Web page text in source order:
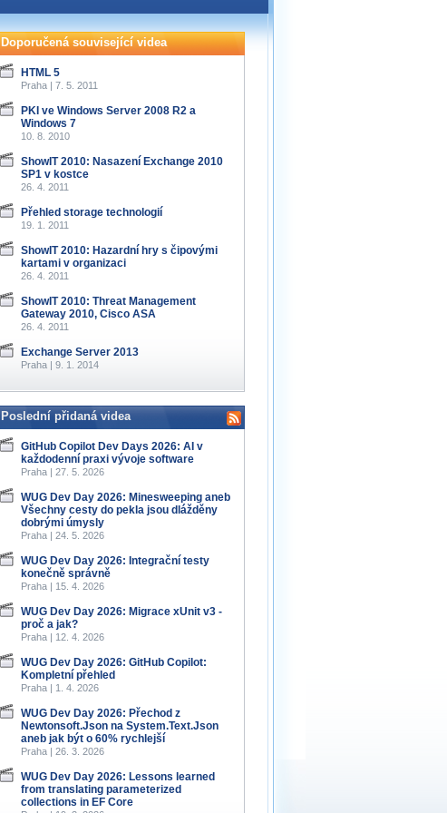
Doporučená související videa
HTML 5
Praha | 7. 5. 2011
PKI ve Windows Server 2008 R2 a
Windows 7
10. 8. 2010
ShowIT 2010: Nasazení Exchange 2010
SP1 v kostce
26. 4. 2011
Přehled storage technologií
19. 1. 2011
ShowIT 2010: Hazardní hry s čipovými
kartami v organizaci
26. 4. 2011
ShowIT 2010: Threat Management
Gateway 2010, Cisco ASA
26. 4. 2011
Exchange Server 2013
Praha | 9. 1. 2014
Poslední přidaná videa
GitHub Copilot Dev Days 2026: AI v
každodenní praxi vývoje software
Praha | 27. 5. 2026
WUG Dev Day 2026: Minesweeping aneb
Všechny cesty do pekla jsou dlážděny
dobrými úmysly
Praha | 24. 5. 2026
WUG Dev Day 2026: Integrační testy
konečně správně
Praha | 15. 4. 2026
WUG Dev Day 2026: Migrace xUnit v3 -
proč a jak?
Praha | 12. 4. 2026
WUG Dev Day 2026: GitHub Copilot:
Kompletní přehled
Praha | 1. 4. 2026
WUG Dev Day 2026: Přechod z
Newtonsoft.Json na System.Text.Json
aneb jak být o 60% rychlejší
Praha | 26. 3. 2026
WUG Dev Day 2026: Lessons learned
from translating parameterized
collections in EF Core